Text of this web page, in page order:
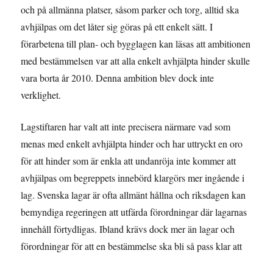
och på allmänna platser, såsom parker och torg, alltid ska
avhjälpas om det låter sig göras på ett enkelt sätt. I
förarbetena till plan- och bygglagen kan läsas att ambitionen
med bestämmelsen var att alla enkelt avhjälpta hinder skulle
vara borta år 2010. Denna ambition blev dock inte
verklighet.
Lagstiftaren har valt att inte precisera närmare vad som
menas med enkelt avhjälpta hinder och har uttryckt en oro
för att hinder som är enkla att undanröja inte kommer att
avhjälpas om begreppets innebörd klargörs mer ingående i
lag. Svenska lagar är ofta allmänt hållna och riksdagen kan
bemyndiga regeringen att utfärda förordningar där lagarnas
innehåll förtydligas. Ibland krävs dock mer än lagar och
förordningar för att en bestämmelse ska bli så pass klar att